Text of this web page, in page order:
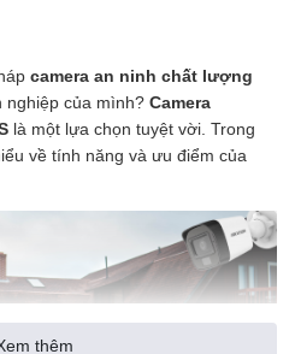
camera an ninh chất lượng
nghiệp của mình? Camera
là một lựa chọn tuyệt vời. Trong
về tính năng và ưu điểm của
thêm